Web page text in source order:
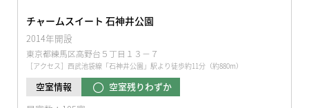
チャームスイート 石神井公園
2014年開設
東京都練馬区高野台５丁目１３−７
［アクセス］西武池袋線「石神井公園」駅より徒歩約11分（約880m）
空室情報
空室残りわずか